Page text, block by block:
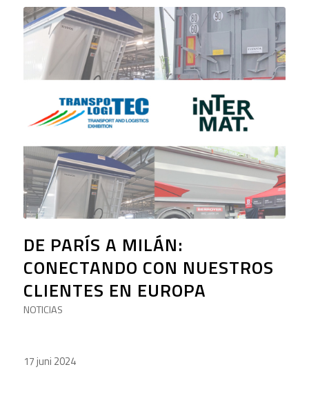
DE PARÍS A MILÁN:
CONECTANDO CON NUESTROS
CLIENTES EN EUROPA
NOTICIAS
17 juni 2024